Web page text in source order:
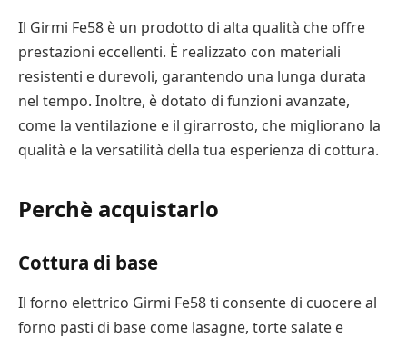
Il Girmi Fe58 è un prodotto di alta qualità che offre
prestazioni eccellenti. È realizzato con materiali
resistenti e durevoli, garantendo una lunga durata
nel tempo. Inoltre, è dotato di funzioni avanzate,
come la ventilazione e il girarrosto, che migliorano la
qualità e la versatilità della tua esperienza di cottura.
Perchè acquistarlo
Cottura di base
Il forno elettrico Girmi Fe58 ti consente di cuocere al
forno pasti di base come lasagne, torte salate e